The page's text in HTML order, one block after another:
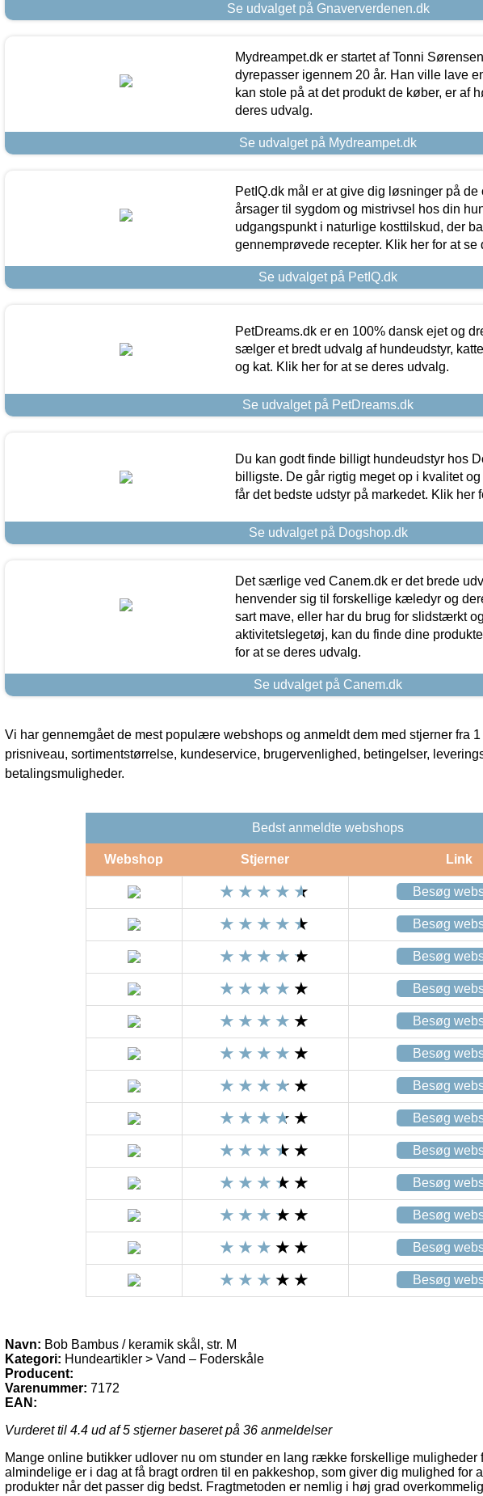
Se udvalget på Gnaververdenen.dk
Mydreampet.dk er startet af Tonni
dyrepasser igennem 20 år. Han ville lave
kan stole på at det produkt de køber, er af
deres udvalg.
Se udvalget på Mydreampet.dk
PetIQ.dk mål er at give dig løsninger på de
årsager til sygdom og mistrivsel hos din
udgangspunkt i naturlige kosttilskud, der
gennemprøvede recepter. Klik her for at se
Se udvalget på PetIQ.dk
PetDreams.dk er en 100% dansk ejet og
sælger et bredt udvalg af hundeudstyr,
og kat. Klik her for at se deres udvalg.
Se udvalget på PetDreams.dk
Du kan godt finde billigt hundeudstyr hos
billigste. De går rigtig meget op i kvalitet
får det bedste udstyr på markedet. Klik her
Se udvalget på Dogshop.dk
Det særlige ved Canem.dk er det brede
henvender sig til forskellige kæledyr og
sart mave, eller har du brug for slidstærkt
aktivitetslegetøj, kan du finde dine
for at se deres udvalg.
Se udvalget på Canem.dk
Vi har gennemgået de mest populære webshops og anmeldt dem med stjerner fra
prisniveau, sortimentstørrelse, kundeservice, brugervenlighed, betingelser,
betalingsmuligheder.
Bedst anmeldte webshops
Webshop Stjerner Link
Besøg
Besøg
Besøg
Besøg
Besøg
Besøg
Besøg
Besøg
Besøg
Besøg
Besøg
Besøg
Besøg
Navn: Bob Bambus / keramik skål, str. M
Kategori: Hundeartikler > Vand – Foderskåle
Producent:
Varenummer: 7172
EAN:
Vurderet til 4.4 ud af 5 stjerner baseret på 36 anmeldelser
Mange online butikker udlover nu om stunder en lang række forskellige muligheder
almindelige er i dag at få bragt ordren til en pakkeshop, som giver dig mulighed for
produkter når det passer dig bedst. Fragtmetoden er nemlig i høj grad